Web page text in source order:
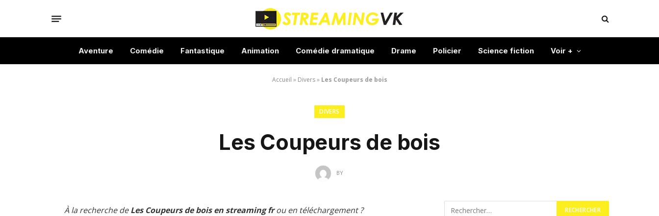
Aventure Comédie Fantastique Animation Comédie dramatique Drame Policier Science fiction Voir +
Accueil » Divers» Les Coupeurs de bois
DIVERS
Les Coupeurs de bois
BY
À la recherche deLes Coupeurs de bois en streaming frou en téléchargement ?